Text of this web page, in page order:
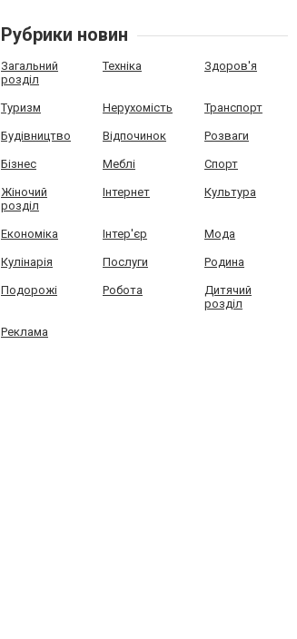
Рубрики новин
Загальний
розділ
Техніка Здоров'я
Туризм Нерухомість Транспорт
Будівництво Відпочинок Розваги
Бізнес Меблі Спорт
Жіночий
розділ
Інтернет Культура
Економіка Інтер'єр Мода
Кулінарія Послуги Родина
Подорожі Робота
Дитячий
розділ
Реклама